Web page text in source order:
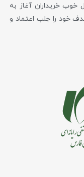
خوب خریداران آغاز به
خود را جلب اعتماد و